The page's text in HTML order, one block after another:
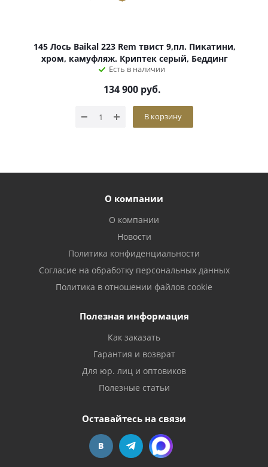
145 Лось Baikal 223 Rem твист 9,пл. Пикатини,
хром, камуфляж. Криптек серый, Беддинг
Есть в наличии
134 900 руб.
В корзину
О компании
О компании
Новости
Политика конфиденциальности
Согласие на обработку персональных данных
Политика в отношении файлов cookie
Полезная информация
Как заказать
Гарантия и возврат
Для юр. лиц и оптовиков
Полезные статьи
Оставайтесь на связи